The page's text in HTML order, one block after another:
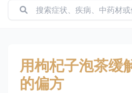
用枸杞子泡茶缓
的偏方